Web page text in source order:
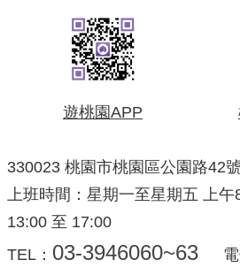
遊桃園APP
330023 桃園市桃園區公園路42號
上班時間：星期一至星期五 上
13:00 至 17:00
TEL： 03-3946060~63